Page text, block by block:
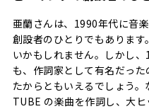
亜蘭さんは、1990年代に音
創設者のひとりでもありま
いかもしれません。しかし
も、作詞家として有名だっ
たからともいえるでしょう。
TUBE の楽曲を作詞し、大ヒ